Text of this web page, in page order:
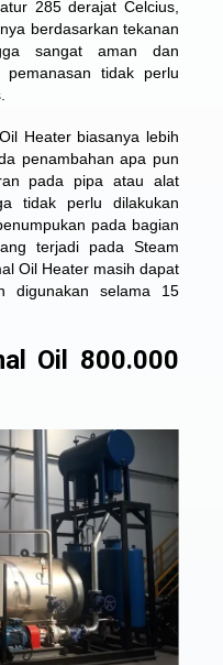
285 derajat Celcius,
berdasarkan tekanan
sangat aman dan
pemanasan tidak perlu
Heater biasanya lebih
penambahan apa pun
pada pipa atau alat
tidak perlu dilakukan
pada bagian
terjadi pada Steam
Oil Heater masih dapat
digunakan selama 15
Oil 800.000